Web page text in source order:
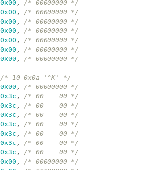
0x00 ,
/* 00000000 */
0x00 ,
/* 00000000 */
0x00 ,
/* 00000000 */
0x00 ,
/* 00000000 */
0x00 ,
/* 00000000 */
0x00 ,
/* 00000000 */
0x00 , /* 00000000 */
/* 10 0x0a '^K' */
0x00 ,
/* 00000000 */
0x3c ,
/* 00    00 */
0x3c ,
/* 00    00 */
0x3c ,
/* 00    00 */
0x3c ,
/* 00    00 */
0x3c ,
/* 00    00 */
0x3c ,
/* 00    00 */
0x3c ,
/* 00    00 */
0x00 ,
/* 00000000 */